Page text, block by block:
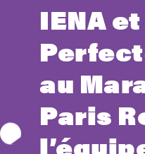
IENA et
au
Paris